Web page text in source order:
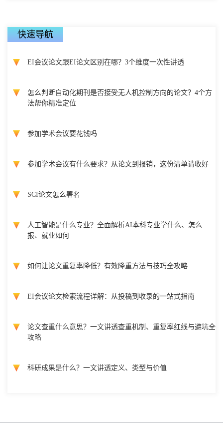
快速导航
EI会议论文跟EI论文区别在哪？3个维度一次性讲透
怎么判断自动化期刊是否接受无人机控制方向的论文？4个方
法帮你精准定位
参加学术会议要花钱吗
参加学术会议有什么要求？从论文到报销，这份清单请收好
SCI论文怎么署名
人工智能是什么专业？全面解析AI本科专业学什么、怎么
报、就业如何
如何让论文重复率降低？有效降重方法与技巧全攻略
EI会议论文检索流程详解：从投稿到收录的一站式指南
论文查重什么意思？一文讲透查重机制、重复率红线与避坑全
攻略
科研成果是什么？一文讲透定义、类型与价值